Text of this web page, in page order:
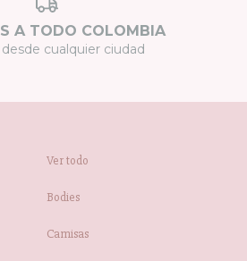
A TODO COLOMBIA
cualquier ciudad
Ver todo
Bodies
Camisas